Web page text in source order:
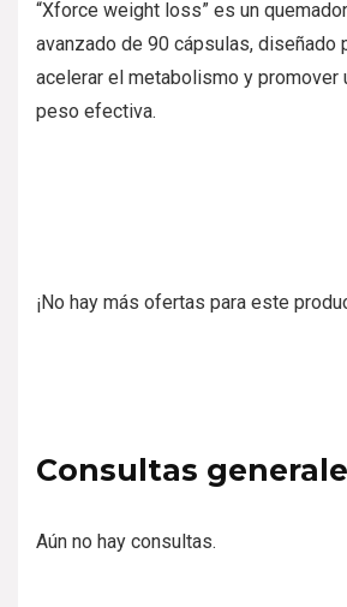
“Xforce weight loss” es un
avanzado de 90 cápsulas, diseñado
acelerar el metabolismo y promover
peso efectiva.
¡No hay más ofertas para este
Consultas
Aún no hay consultas.